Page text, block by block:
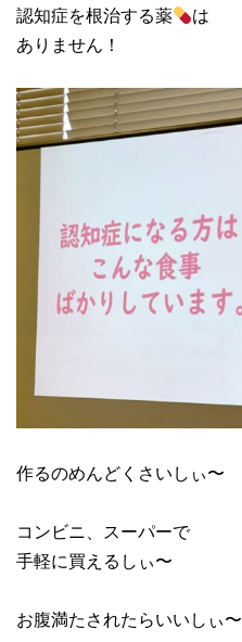
認知症を根治する薬
は
ありません！
作るのめんどくさいしぃ〜
コンビニ、スーパーで
手軽に買えるしぃ〜
お腹満たされたらいいしぃ〜